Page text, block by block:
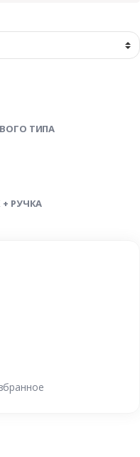
ТИПА
РУЧКА